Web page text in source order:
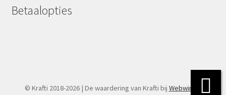
Betaalopties
© Krafti 2018-2026 | De waardering van Krafti bij Webwinkel